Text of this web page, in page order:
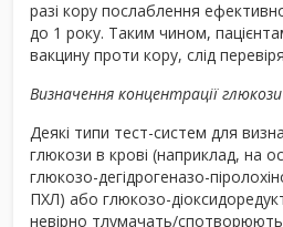
разі кору послаблення
до 1 року. Таким чином,
вакцину проти кору, слід
Визначення концентрації
Деякі типи тест-систем для
глюкози в крові (наприклад, на
глюкозо-дегідрогеназо-
ПХЛ) або глюкозо-
невірно тлумачать/